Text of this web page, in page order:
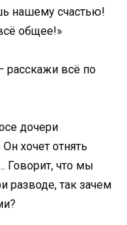
нашему счастью!
общее!»
расскажи всё по
дочери
хочет отнять
Говорит, что мы
разводе, так зачем